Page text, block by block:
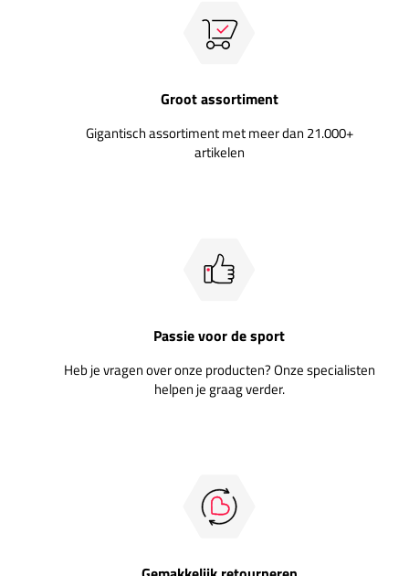
Groot assortiment
Gigantisch assortiment met meer dan 21.000+
artikelen
Passie voor de sport
Heb je vragen over onze producten? Onze specialisten
helpen je graag verder.